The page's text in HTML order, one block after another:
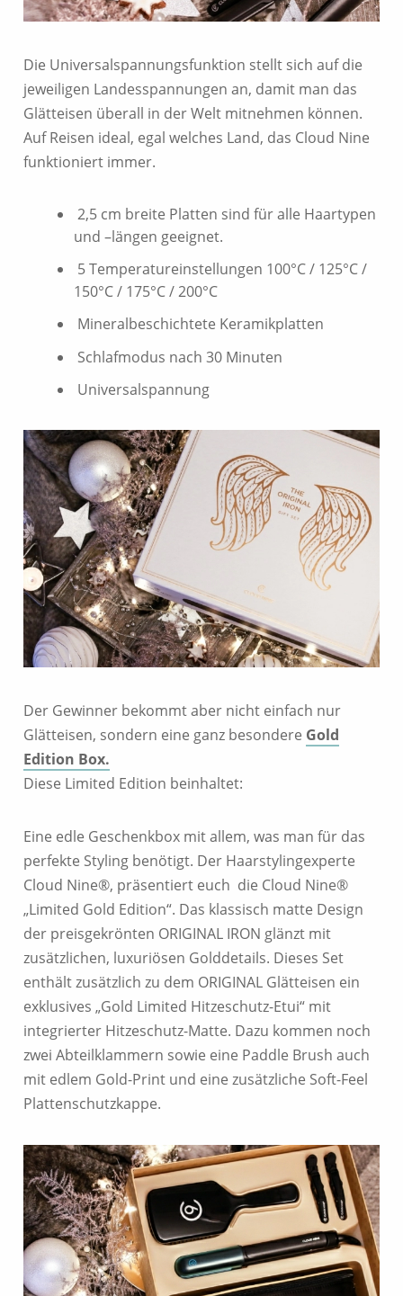
Die Universalspannungsfunktion stellt sich auf die
jeweiligen Landesspannungen an, damit man das
Glätteisen überall in der Welt mitnehmen können.
Auf Reisen ideal, egal welches Land, das Cloud Nine
funktioniert immer.
2,5 cm breite Platten sind für alle Haartypen
und –längen geeignet.
5 Temperatureinstellungen 100°C / 125°C /
150°C / 175°C / 200°C
Mineralbeschichtete Keramikplatten
Schlafmodus nach 30 Minuten
Universalspannung
Der Gewinner bekommt aber nicht einfach nur
Glätteisen, sondern eine ganz besondere Gold
Edition Box.
Diese Limited Edition beinhaltet:
Eine edle Geschenkbox mit allem, was man für das
perfekte Styling benötigt. Der Haarstylingexperte
Cloud Nine®, präsentiert euch die Cloud Nine®
„Limited Gold Edition“. Das klassisch matte Design
der preisgekrönten ORIGINAL IRON glänzt mit
zusätzlichen, luxuriösen Golddetails. Dieses Set
enthält zusätzlich zu dem ORIGINAL Glätteisen ein
exklusives „Gold Limited Hitzeschutz-Etui“ mit
integrierter Hitzeschutz-Matte. Dazu kommen noch
zwei Abteilklammern sowie eine Paddle Brush auch
mit edlem Gold-Print und eine zusätzliche Soft-Feel
Plattenschutzkappe.